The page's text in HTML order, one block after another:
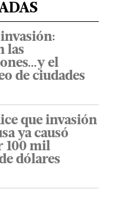
las
el
de ciudades
que invasión
ya causó
100 mil
dólares